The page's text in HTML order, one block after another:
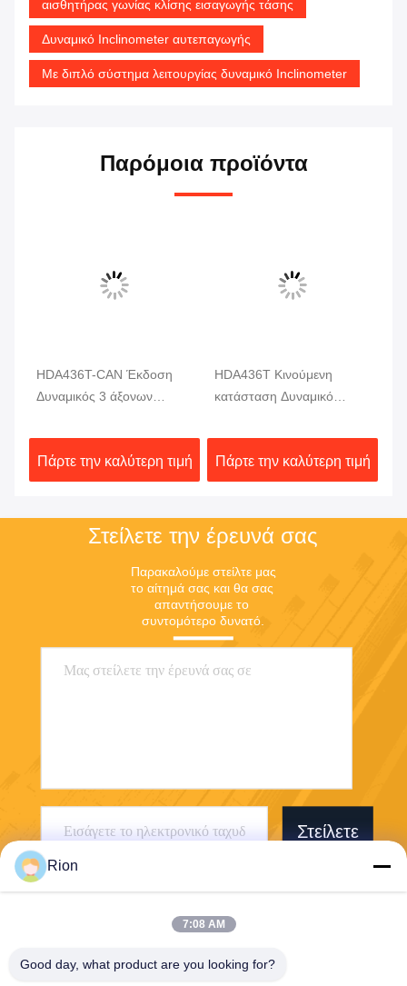
αισθητήρας γωνίας κλίσης εισαγωγής τάσης
Δυναμικό Inclinometer αυτεπαγωγής
Με διπλό σύστημα λειτουργίας δυναμικό Inclinometer
Παρόμοια προϊόντα
HDA436T-CAN Έκδοση
Δυναμικός 3 άξονων
αισθητήρας κίνησης MEMS
αισθητήρας γωνίας
Πάρτε την καλύτερη τιμή
HDA436T Κινούμενη
κατάσταση Δυναμικό
γωνίας 3 άξονας Υψηλή
ακρίβεια
Πάρτε την καλύτερη τιμή
Στείλετε την έρευνά σας
Παρακαλούμε στείλτε μας
το αίτημά σας και θα σας
απαντήσουμε το
συντομότερο δυνατό.
Στείλετε
Shenzhen Rion Technology Co., Ltd.
Rion
7:08 AM
Good day, what product are you looking for?